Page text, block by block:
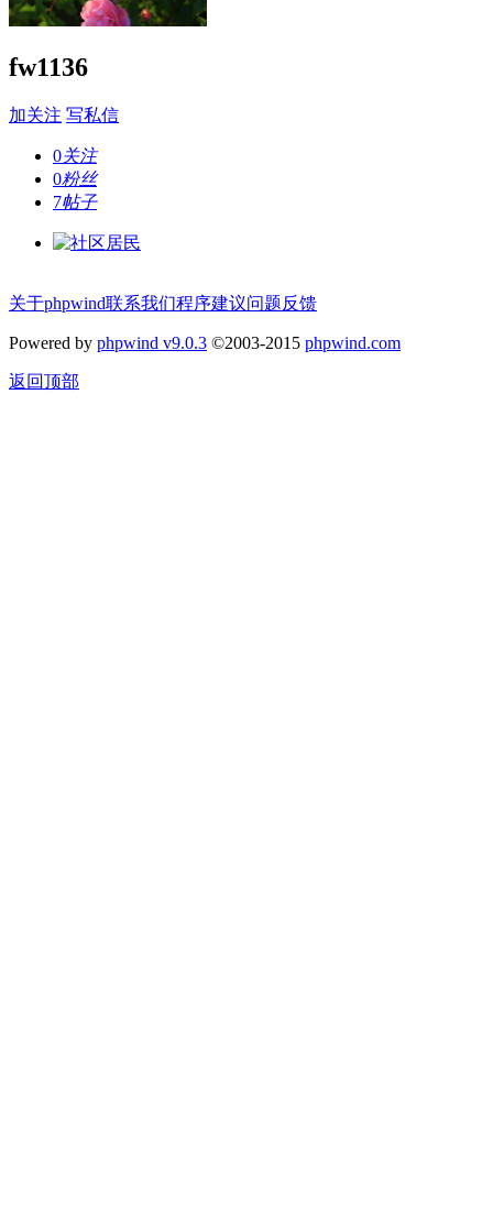
fw1136
加关注 写私信
0关注
0粉丝
7帖子
关于phpwind联系我们程序建议问题反馈
Powered by phpwind v9.0.3 ©2003-2015 phpwind.com
返回顶部